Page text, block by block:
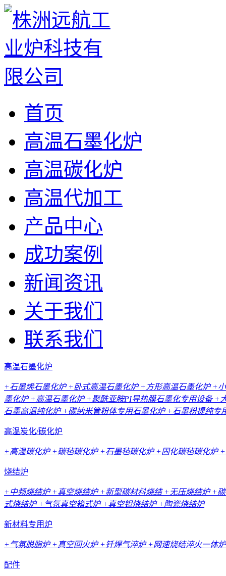
首页
高温石墨化炉
高温碳化炉
高温代加工
产品中心
成功案例
新闻资讯
关于我们
联系我们
高温石墨化炉
+石墨烯石墨化炉+卧式高温石墨化炉+方形高温石墨化炉+
墨化炉+高温石墨化炉+聚酰亚胺PI导热膜石墨化专用设备 +
石墨高温纯化炉+碳纳米管粉体专用石墨化炉+石墨粉提纯专
高温炭化/碳化炉
+高温碳化炉+碳毡碳化炉+石墨毡碳化炉+固化碳毡碳化炉
烧结炉
+中频烧结炉+真空烧结炉+新型碳材料烧结+无压烧结炉+
式烧结炉+气氛真空箱式炉+真空钽烧结炉+陶瓷烧结炉
新材料专用炉
+气氛脱脂炉+真空回火炉+钎焊气淬炉+网速烧结淬火一体炉
配件